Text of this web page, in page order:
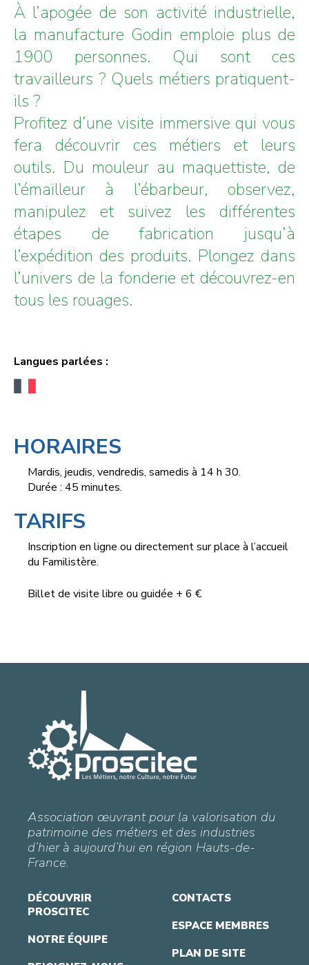
À l’apogée de son activité industrielle,
la manufacture Godin emploie plus de
1900 personnes. Qui sont ces
travailleurs ? Quels métiers pratiquent-
ils ?
Profitez d’une visite immersive qui vous
fera découvrir ces métiers et leurs
outils. Du mouleur au maquettiste, de
l’émailleur à l’ébarbeur, observez,
manipulez et suivez les différentes
étapes de fabrication jusqu’à
l’expédition des produits. Plongez dans
l’univers de la fonderie et découvrez-en
tous les rouages.
Langues parlées :
HORAIRES
Mardis, jeudis, vendredis, samedis à 14 h 30.
Durée : 45 minutes.
TARIFS
Inscription en ligne ou directement sur place à l’accueil
du Familistère.
Billet de visite libre ou guidée + 6 €
Association œuvrant pour la valorisation du
patrimoine des métiers et des industries
d’hier à aujourd’hui en région Hauts-de-
France.
DÉCOUVRIR
PROSCITEC
NOTRE ÉQUIPE
CONTACTS
ESPACE MEMBRES
PLAN DE SITE